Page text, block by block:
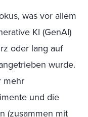
was vor allem
KI (GenAI)
oder lang auf
wurde.
mehr
und die
(zusammen mit